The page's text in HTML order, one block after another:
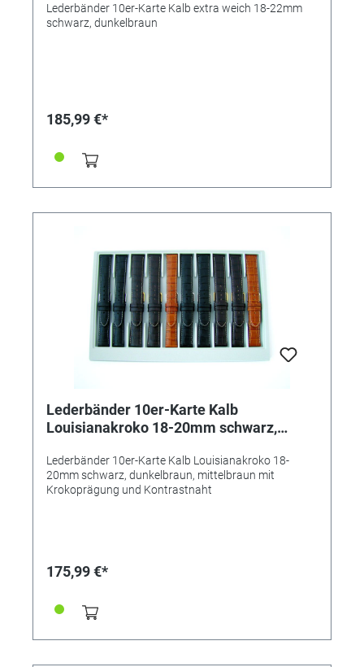
Lederbänder 10er-Karte Kalb extra weich 18-22mm
schwarz, dunkelbraun
185,99 €*
Lederbänder 10er-Karte Kalb
Louisianakroko 18-20mm schwarz,
Krokoprägung und Kontrastnaht
Lederbänder 10er-Karte Kalb Louisianakroko 18-
20mm schwarz, dunkelbraun, mittelbraun mit
Krokoprägung und Kontrastnaht
175,99 €*